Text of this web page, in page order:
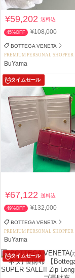
¥59,202送料込
45%OFF ¥108,000
BOTTEGA VENETA
PREMIUM PERSONAL SHOPPER
BuYama
タイムセール
¥67,122送料込
49%OFF ¥132,000
BOTTEGA VENETA
PREMIUM PERSONAL SHOPPER
BuYama
タイムセール